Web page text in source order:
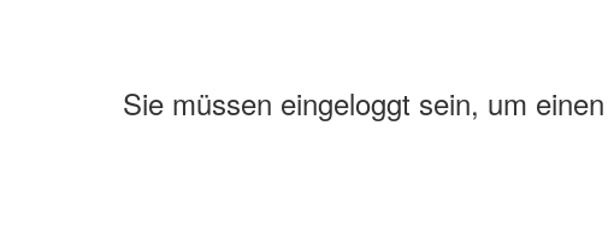
Sie müssen eingeloggt sein, um